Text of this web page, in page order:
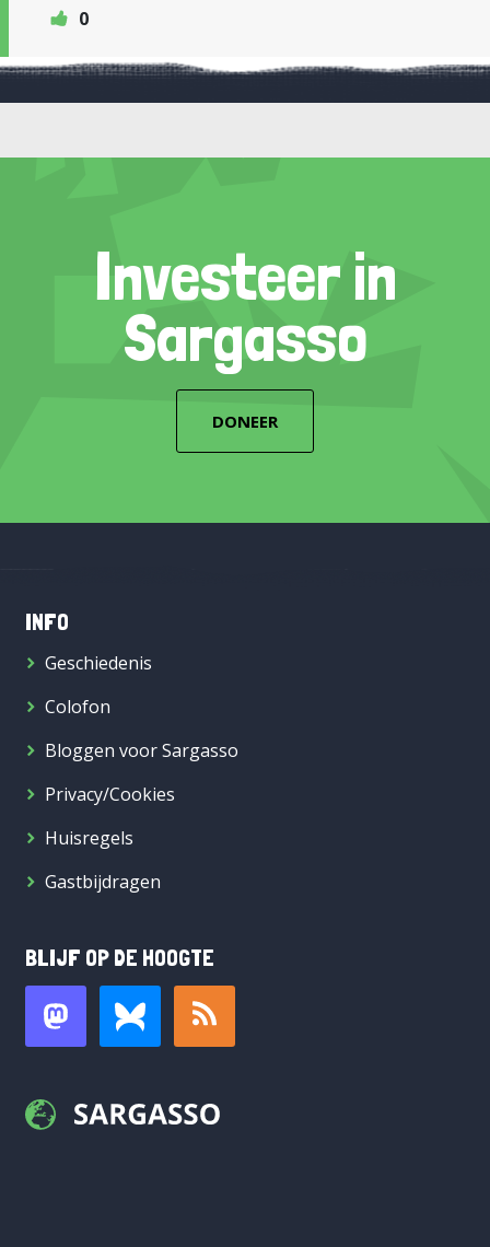
0
Investeer in
Sargasso
DONEER
INFO
Geschiedenis
Colofon
Bloggen voor Sargasso
Privacy/Cookies
Huisregels
Gastbijdragen
BLIJF OP DE HOOGTE